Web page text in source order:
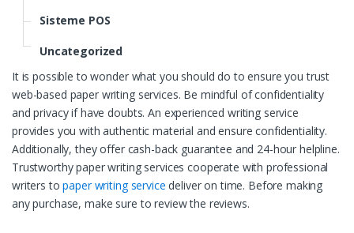
Sisteme POS
Uncategorized
It is possible to wonder what you should do to ensure you trust
web-based paper writing services. Be mindful of confidentiality
and privacy if have doubts. An experienced writing service
provides you with authentic material and ensure confidentiality.
Additionally, they offer cash-back guarantee and 24-hour helpline.
Trustworthy paper writing services cooperate with professional
writers topaper writing service deliver on time. Before making
any purchase, make sure to review the reviews.